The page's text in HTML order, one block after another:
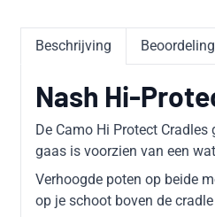
Beschrijving
Nash Hi-
De Camo Hi Protect
gaas is voorzien van een
Verhoogde poten op beide
op je schoot boven de